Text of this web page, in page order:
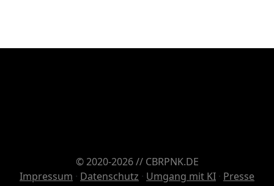
© 2020-2026 // CBRPNK.DE
Impressum · Datenschutz · Umgang mit KI · Presse